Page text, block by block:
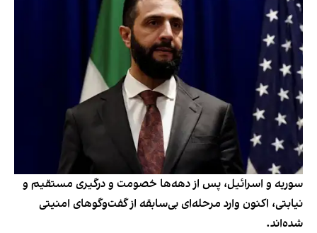
سوریه و اسرائیل، پس از دهه‌ها خصومت و درگیری مستقیم و
نیابتی، اکنون وارد مرحله‌ای بی‌سابقه از گفت‌وگوهای امنیتی
شده‌اند.